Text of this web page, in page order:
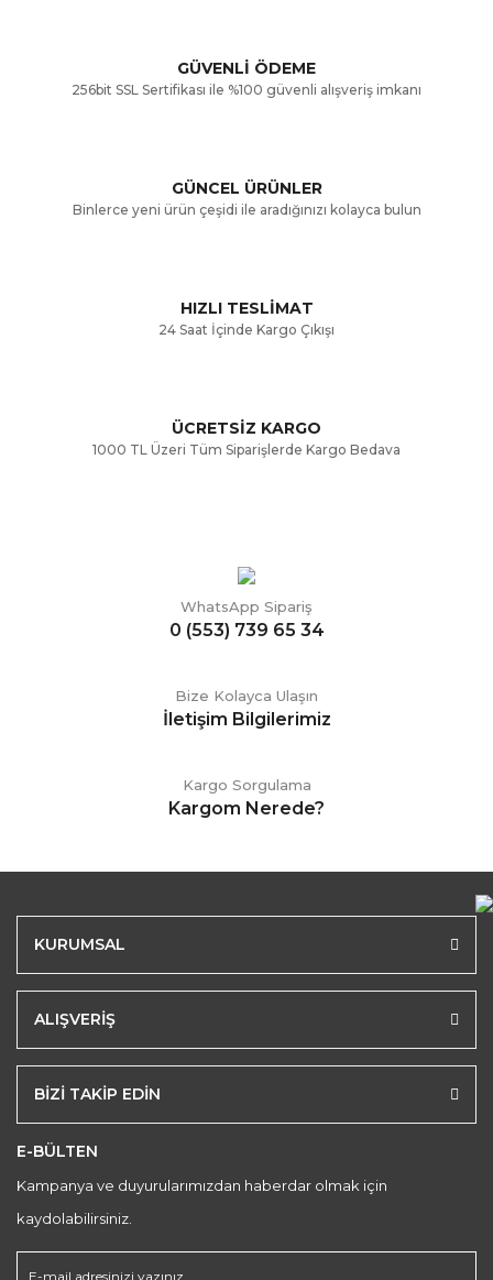
Ürün resmi kalitesiz, bozuk veya görüntülenemiyor.
Ürün bilgilerinde hatalar bulunuyor.
Gönder
GÜVENLİ ÖDEME
256bit SSL Sertifikası ile %100 güvenli alışveriş imkanı
GÜNCEL ÜRÜNLER
Binlerce yeni ürün çeşidi ile aradığınızı kolayca bulun
HIZLI TESLİMAT
24 Saat İçinde Kargo Çıkışı
ÜCRETSİZ KARGO
1000 TL Üzeri Tüm Siparişlerde Kargo Bedava
WhatsApp Sipariş
0 (553) 739 65 34
Bize Kolayca Ulaşın
İletişim Bilgilerimiz
Kargo Sorgulama
Kargom Nerede?
KURUMSAL
ALIŞVERİŞ
BİZİ TAKİP EDİN
E-BÜLTEN
Kampanya ve duyurularımızdan haberdar olmak için
kaydolabilirsiniz.